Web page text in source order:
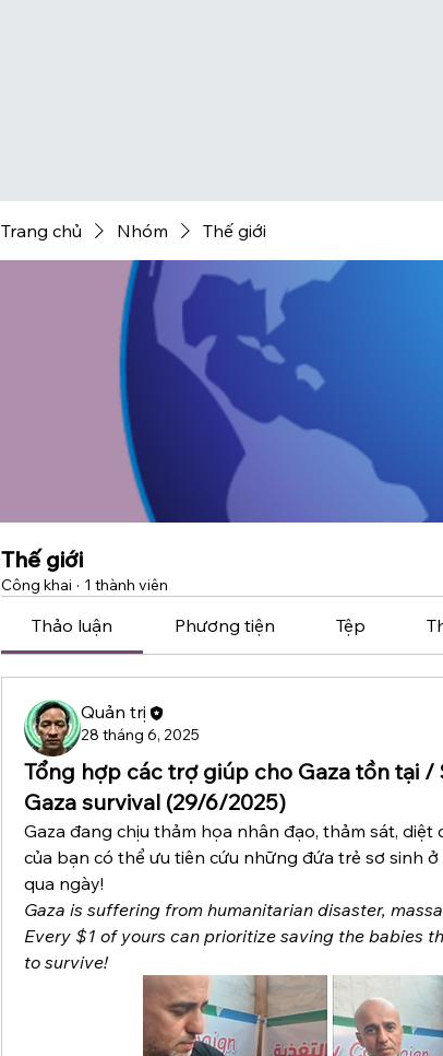
Trang chủ Nhóm Thế giới
Thế giới
Công khai · 1 thành viên
Thảo luận Phương tiện Tệp
Quản trị
28 tháng 6, 2025
Tổng hợp các trợ giúp cho Gaza tồn tại
Gaza survival (29/6/2025)
Gaza đang chịu thảm họa nhân đạo, thảm sát, diệt
của bạn có thể ưu tiên cứu những đứa trẻ sơ sinh
qua ngày!
Gaza is suffering from humanitarian disaster,
Every $1 of yours can prioritize saving the babies
to survive!